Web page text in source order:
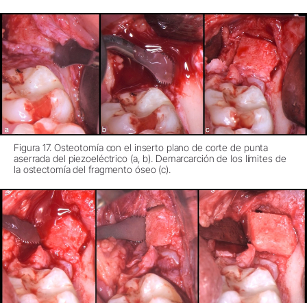
Figura 17. Osteotomía con el inserto plano de corte de punta
aserrada del piezoeléctrico (a, b). Demarcarción de los límites de
la ostectomía del fragmento óseo (c).